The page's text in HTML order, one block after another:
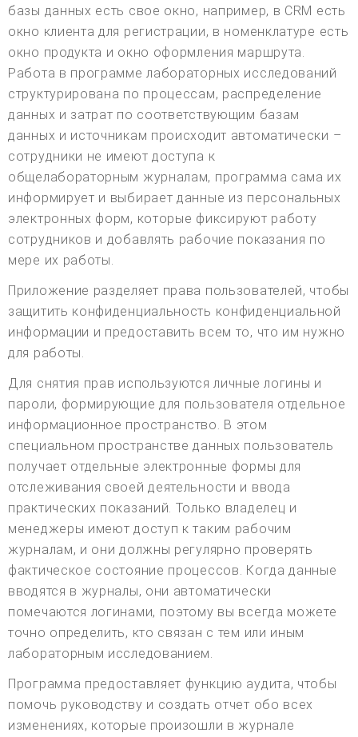
базы данных есть свое окно, например, в CRM есть
окно клиента для регистрации, в номенклатуре есть
окно продукта и окно оформления маршрута.
Работа в программе лабораторных исследований
структурирована по процессам, распределение
данных и затрат по соответствующим базам
данных и источникам происходит автоматически –
сотрудники не имеют доступа к
общелабораторным журналам, программа сама их
информирует и выбирает данные из персональных
электронных форм, которые фиксируют работу
сотрудников и добавлять рабочие показания по
мере их работы.
Приложение разделяет права пользователей, чтобы
защитить конфиденциальность конфиденциальной
информации и предоставить всем то, что им нужно
для работы.
Для снятия прав используются личные логины и
пароли, формирующие для пользователя отдельное
информационное пространство. В этом
специальном пространстве данных пользователь
получает отдельные электронные формы для
отслеживания своей деятельности и ввода
практических показаний. Только владелец и
менеджеры имеют доступ к таким рабочим
журналам, и они должны регулярно проверять
фактическое состояние процессов. Когда данные
вводятся в журналы, они автоматически
помечаются логинами, поэтому вы всегда можете
точно определить, кто связан с тем или иным
лабораторным исследованием.
Программа предоставляет функцию аудита, чтобы
помочь руководству и создать отчет обо всех
изменениях, которые произошли в журнале